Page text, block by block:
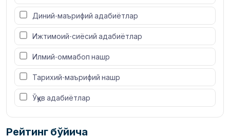
Диний-маърифий адабиётлар
Ижтимоий-сиёсий адабиётлар
Илмий-оммабоп нашр
Тарихий-маърифий нашр
Ўқув адабиётлар
Рейтинг бўйича